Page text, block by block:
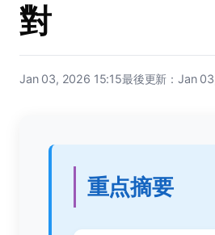
對
Jan 03, 2026 15:15最後更新：Jan
重点摘要